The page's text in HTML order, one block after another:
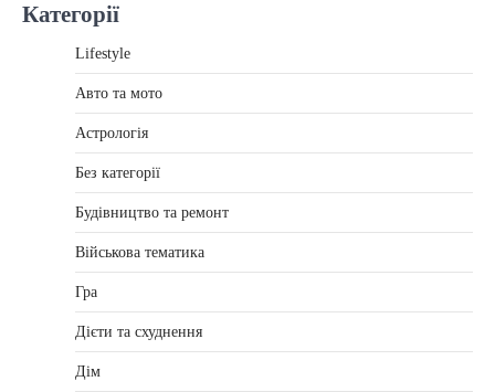
Категорії
Lifestyle
Авто та мото
Астрологія
Без категорії
Будівництво та ремонт
Військова тематика
Гра
Дієти та схуднення
Дім